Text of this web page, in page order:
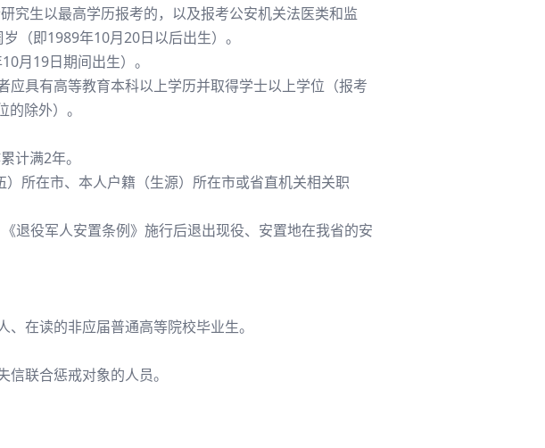
究生以最高学历报考的，以及报考公安机关法医类和监
（即1989年10月20日以后出生）。
月19日期间出生）。
具有高等教育本科以上学历并取得学士以上学位（报考
除外）。
计满2年。
）所在市、本人户籍（生源）所在市或省直机关相关职
退役军人安置条例》施行后退出现役、安置地在我省的安
在读的非应届普通高等院校毕业生。
联合惩戒对象的人员。